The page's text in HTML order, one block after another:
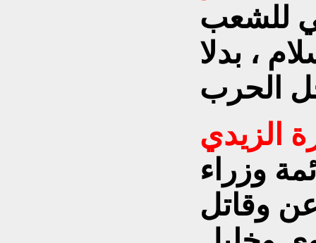
للشعب
، بدلا
الزيدي
وزراء
وقاتل